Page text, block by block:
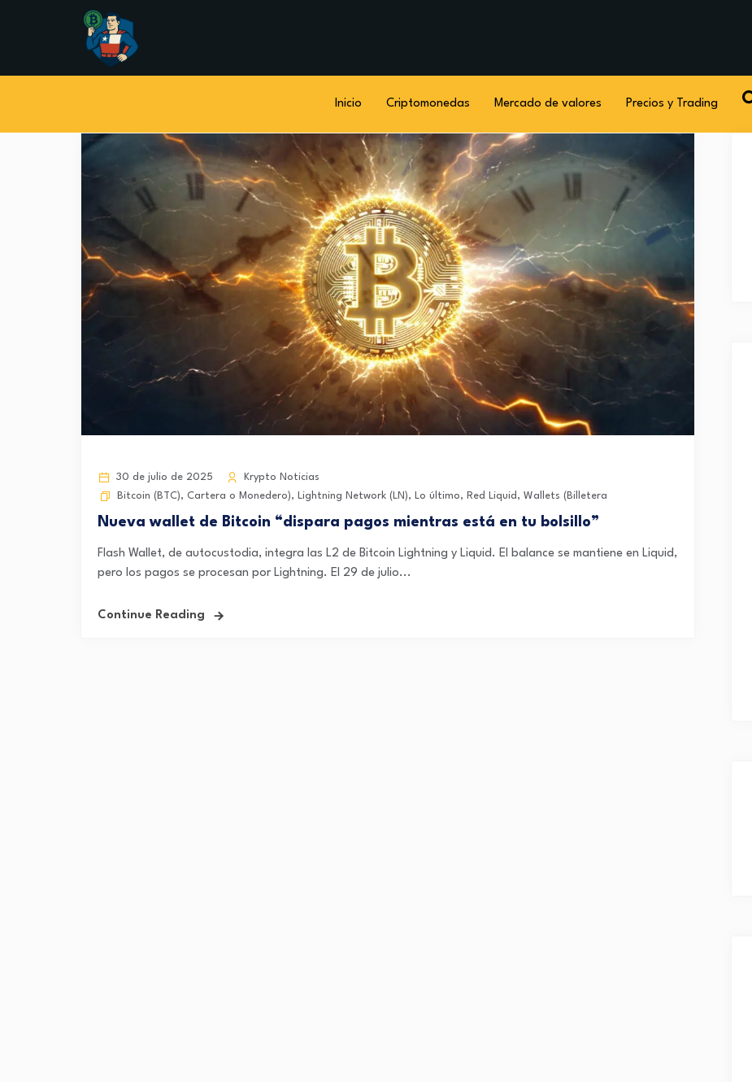
Inicio Criptomonedas Mercado de valores Precios y Trading
30 de julio de 2025
Krypto Noticias
Bitcoin (BTC), Cartera o Monedero), Lightning Network (LN), Lo último, Red Liquid , Wallets (Billetera
Nueva wallet de Bitcoin “dispara pagos mientras está en tu bolsillo”
Flash Wallet, de autocustodia, integra las L2 de Bitcoin Lightning y Liquid. El balance se mantiene en Liquid,
pero los pagos se procesan por Lightning. El 29 de julio...
Continue Reading